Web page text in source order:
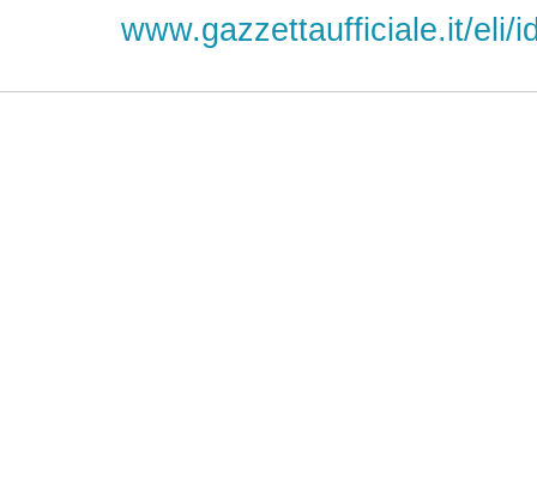
www.gazzettaufficiale.it/eli/